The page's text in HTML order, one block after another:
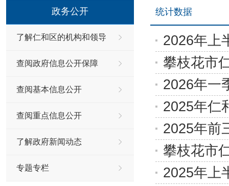
政务公开
了解仁和区的机构和领导
查阅政府信息公开保障
查阅基本信息公开
查阅重点信息公开
了解政府新闻动态
专题专栏
统计数据
2026年上
攀枝花市
2026年一
2025年仁
2025年前
攀枝花市
2025年上